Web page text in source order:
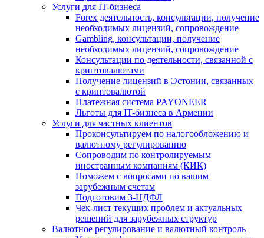
Услуги для IT-бизнеса
Forex деятельность, консультации, получение
необходимых лицензий, сопровождение
Gambling, консультации, получение
необходимых лицензий, сопровождение
Консультации по деятельности, связанной с
криптовалютами
Получение лицензий в Эстонии, связанных
с криптовалютой
Платежная система PAYONEER
Льготы для IT-бизнеса в Армении
Услуги для частных клиентов
Проконсультируем по налогообложению и
валютному регулированию
Сопроводим по контролируемым
иностранным компаниям (КИК)
Поможем с вопросами по вашим
зарубежным счетам
Подготовим 3-НДФЛ
Чек-лист текущих проблем и актуальных
решений для зарубежных структур
Валютное регулирование и валютный контроль